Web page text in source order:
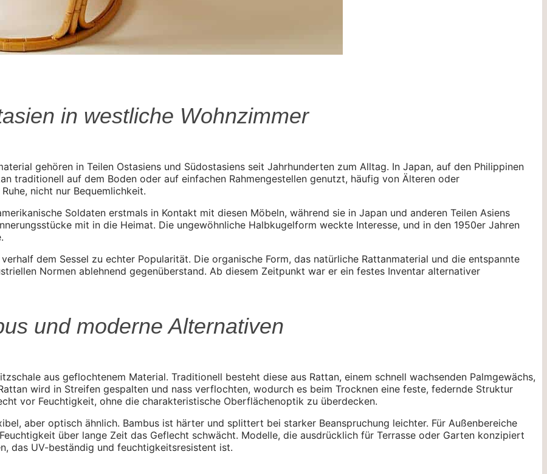
in westliche Wohnzimmer
gehören in Teilen Ostasiens und Südostasiens seit Jahrhunderten zum Alltag. In Japan, auf den Philippinen
traditionell auf dem Boden oder auf einfachen Rahmengestellen genutzt, häufig von Älteren oder
nicht nur Bequemlichkeit.
Soldaten erstmals in Kontakt mit diesen Möbeln, während sie in Japan und anderen Teilen Asiens
mit in die Heimat. Die ungewöhnliche Halbkugelform weckte Interesse, und in den 1950er Jahren
dem Sessel zu echter Popularität. Die organische Form, das natürliche Rattanmaterial und die entspannte
Normen ablehnend gegenüberstand. Ab diesem Zeitpunkt war er ein festes Inventar alternativer
und moderne Alternativen
aus geflochtenem Material. Traditionell besteht diese aus Rattan, einem schnell wachsenden Palmgewächs,
wird in Streifen gespalten und nass verflochten, wodurch es beim Trocknen eine feste, federnde Struktur
vor Feuchtigkeit, ohne die charakteristische Oberflächenoptik zu überdecken.
aber optisch ähnlich. Bambus ist härter und splittert bei starker Beanspruchung leichter. Für Außenbereiche
über lange Zeit das Geflecht schwächt. Modelle, die ausdrücklich für Terrasse oder Garten konzipiert
das UV-beständig und feuchtigkeitsresistent ist.